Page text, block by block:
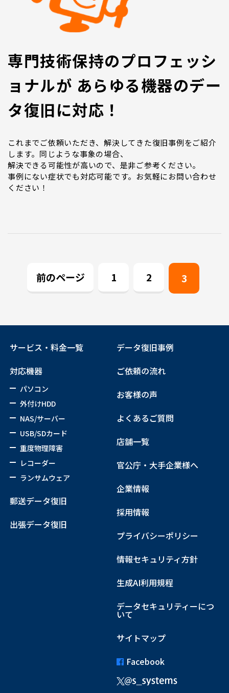
専門技術保持のプロフェッシ
ョナルが あらゆる機器のデー
タ復旧に対応！
これまでご依頼いただき、解決してきた復旧事例をご紹介
します。同じような事象の場合、
解決できる可能性が高いので、是非ご参考ください。
事例にない症状でも対応可能です。お気軽にお問い合わせ
ください！
前のページ 1 2 3
サービス・料金一覧
対応機器
パソコン
外付けHDD
NAS/サーバー
USB/SDカード
重度物理障害
レコーダー
ランサムウェア
郵送データ復旧
出張データ復旧
データ復旧事例
ご依頼の流れ
お客様の声
よくあるご質問
店舗一覧
官公庁・大手企業様へ
企業情報
採用情報
プライバシーポリシー
情報セキュリティ方針
生成AI利用規程
データセキュリティーにつ
いて
サイトマップ
Facebook